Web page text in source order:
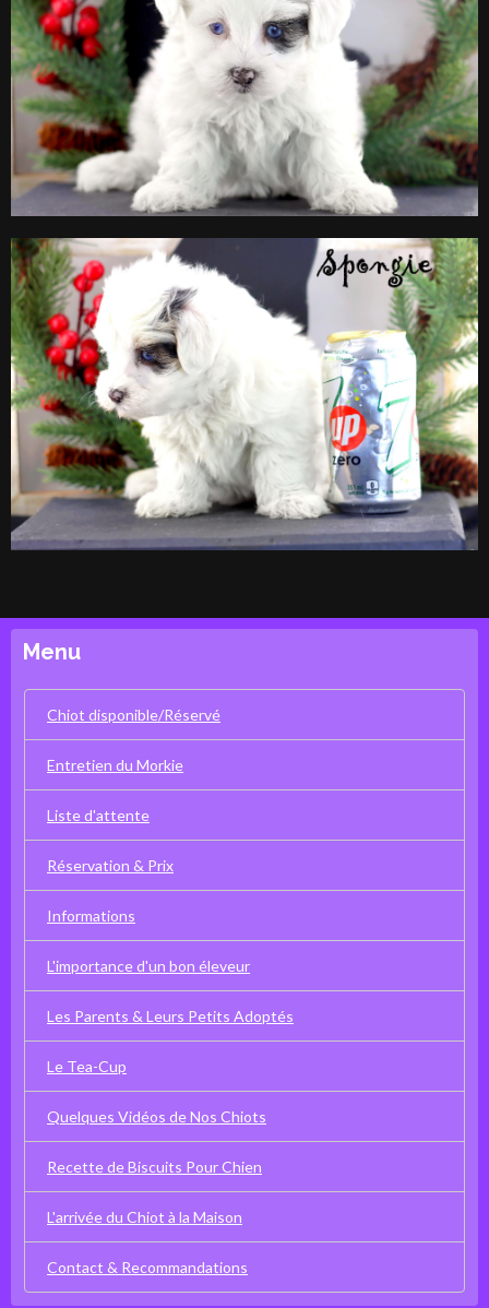
Menu
Chiot disponible/Réservé
Entretien du Morkie
Liste d'attente
Réservation & Prix
Informations
L'importance d'un bon éleveur
Les Parents & Leurs Petits Adoptés
Le Tea-Cup
Quelques Vidéos de Nos Chiots
Recette de Biscuits Pour Chien
L'arrivée du Chiot à la Maison
Contact & Recommandations